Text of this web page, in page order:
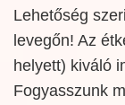
Lehetőség
levegőn! Az
helyett) kiváló
Fogyasszunk